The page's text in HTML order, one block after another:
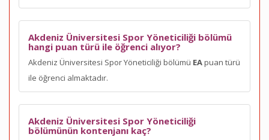
Akdeniz Üniversitesi Spor Yöneticiliği bölümü
hangi puan türü ile öğrenci alıyor?
Akdeniz Üniversitesi Spor Yöneticiliği bölümü EApuan türü
ile öğrenci almaktadır.
Akdeniz Üniversitesi Spor Yöneticiliği
bölümünün kontenjanı kaç?